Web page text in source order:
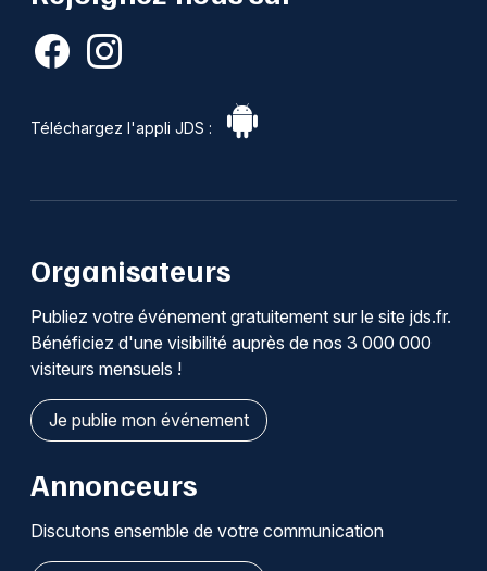
Téléchargez l'appli JDS :
Organisateurs
Publiez votre événement gratuitement sur le site jds.fr.
Bénéficiez d'une visibilité auprès de nos 3 000 000
visiteurs mensuels !
Je publie mon événement
Annonceurs
Discutons ensemble de votre communication